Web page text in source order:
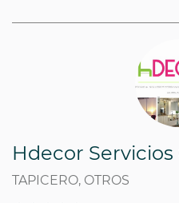
Hdecor Servicios
TAPICERO, OTROS